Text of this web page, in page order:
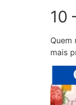
10
Quem
mais